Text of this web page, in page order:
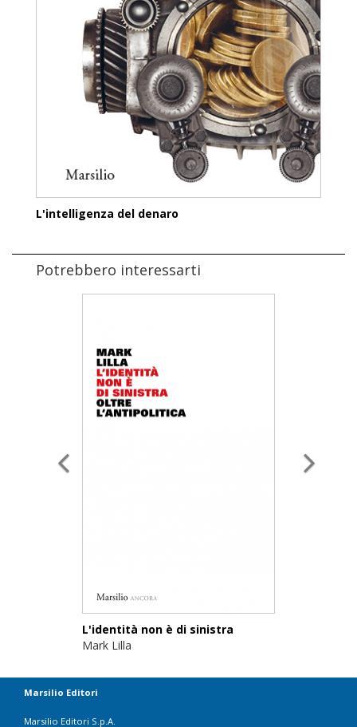
L'intelligenza del denaro
Potrebbero interessarti
L'identità non è di sinistra
Mark Lilla
Marsilio Editori
Marsilio Editori S.p.A.